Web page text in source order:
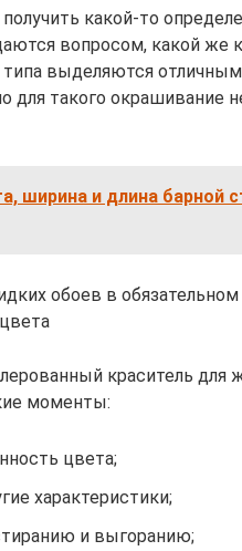
какой-то
вопросом, какой же
типа выделяются
для такого окрашивание
ширина и длина барной
обоев в
краситель для
моменты:
цвета;
характеристики;
и выгоранию;